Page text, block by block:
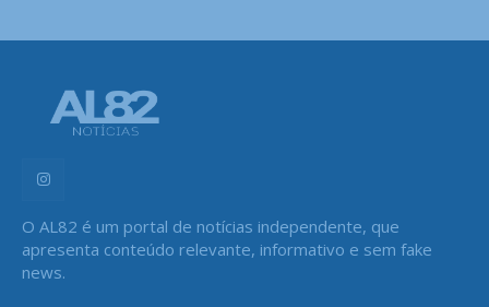
O AL82 é um portal de notícias independente, que
apresenta conteúdo relevante, informativo e sem fake
news.